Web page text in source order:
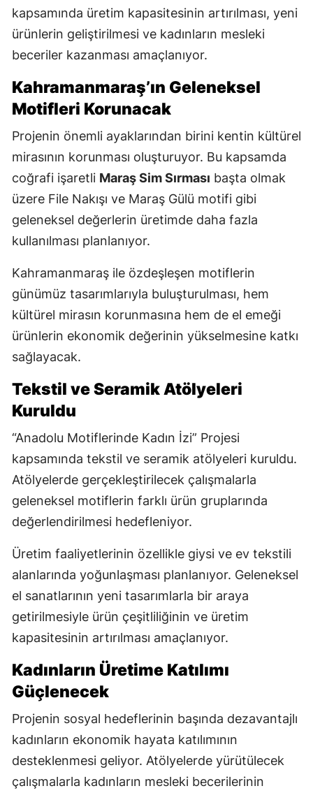
kapsamında üretim kapasitesinin artırılması, yeni
ürünlerin geliştirilmesi ve kadınların mesleki
beceriler kazanması amaçlanıyor.
Kahramanmaraş’ın Geleneksel
Motifleri Korunacak
Projenin önemli ayaklarından birini kentin kültürel
mirasının korunması oluşturuyor. Bu kapsamda
coğrafi işaretli Maraş Sim Sırması başta olmak
üzere File Nakışı ve Maraş Gülü motifi gibi
geleneksel değerlerin üretimde daha fazla
kullanılması planlanıyor.
Kahramanmaraş ile özdeşleşen motiflerin
günümüz tasarımlarıyla buluşturulması, hem
kültürel mirasın korunmasına hem de el emeği
ürünlerin ekonomik değerinin yükselmesine katkı
sağlayacak.
Tekstil ve Seramik Atölyeleri
Kuruldu
“Anadolu Motiflerinde Kadın İzi” Projesi
kapsamında tekstil ve seramik atölyeleri kuruldu.
Atölyelerde gerçekleştirilecek çalışmalarla
geleneksel motiflerin farklı ürün gruplarında
değerlendirilmesi hedefleniyor.
Üretim faaliyetlerinin özellikle giysi ve ev tekstili
alanlarında yoğunlaşması planlanıyor. Geleneksel
el sanatlarının yeni tasarımlarla bir araya
getirilmesiyle ürün çeşitliliğinin ve üretim
kapasitesinin artırılması amaçlanıyor.
Kadınların Üretime Katılımı
Güçlenecek
Projenin sosyal hedeflerinin başında dezavantajlı
kadınların ekonomik hayata katılımının
desteklenmesi geliyor. Atölyelerde yürütülecek
çalışmalarla kadınların mesleki becerilerinin